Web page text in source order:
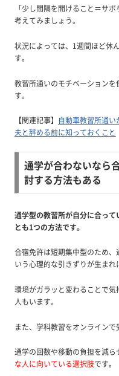
「少し間隔を開けること＝サボ
考えてみましょう。
状況によっては、1週間ほど休
す。
教習所通いのモチベーション
す。
【関連記事】 自動車教習所通
夫と辞める前に知っておくこと
通学が合わないなら
討する方法もある
通学型の教習所が自分に合っ
とも1つの方法です。
合宿免許は短期集中型のため
いう心理的な引きずりが生まれ
環境がガラッと変わることで
人もいます。
また、学科教習をオンラインで
通学の回数や移動の負担を減ら
な人に向いている選択肢です。